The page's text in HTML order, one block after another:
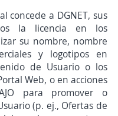
concede a DGNET, sus
la licencia en los
su nombre, nombre
y logotipos en
de Usuario o los
Web, o en acciones
para promover o
(p. ej., Ofertas de